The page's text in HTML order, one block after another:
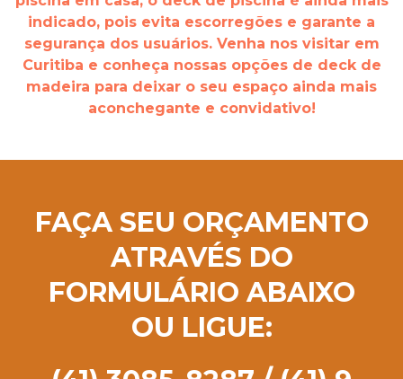
indicado, pois evita escorregões e garante a
segurança dos usuários. Venha nos visitar em
Curitiba e conheça nossas opções de deck de
madeira para deixar o seu espaço ainda mais
aconchegante e convidativo!
FAÇA SEU ORÇAMENTO
ATRAVÉS DO
FORMULÁRIO ABAIXO
OU LIGUE: